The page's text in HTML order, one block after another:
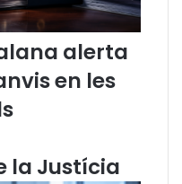
alerta
en les
la Justícia